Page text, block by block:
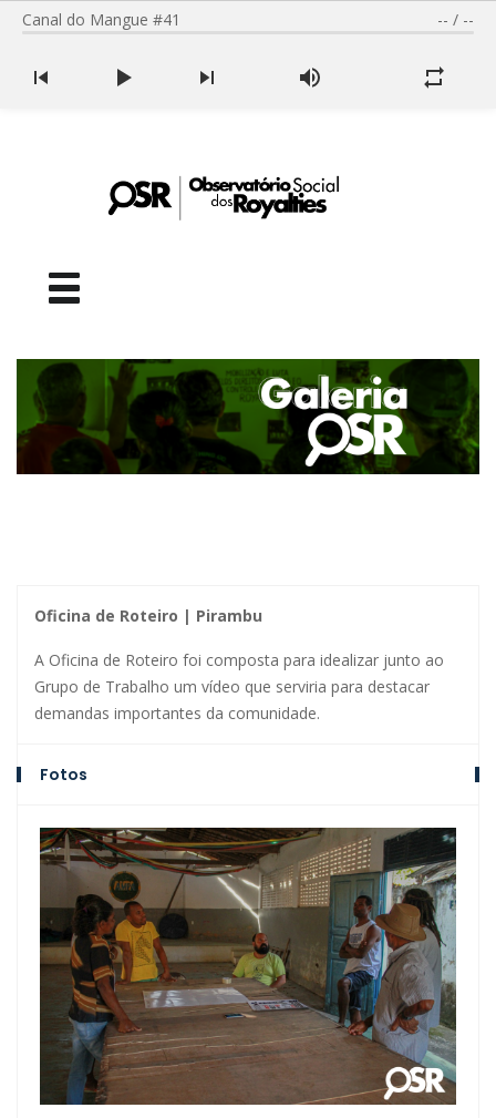
Canal do Mangue #41 -- / --
SOBRE NÓS
SEMINÁRIO
Oficina de Roteiro | Pirambu
A Oficina de Roteiro foi composta para idealizar junto ao
Grupo de Trabalho um vídeo que serviria para destacar
demandas importantes da comunidade.
Fotos